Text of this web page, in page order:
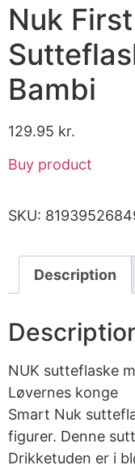
Nuk
Bambi
129.95 kr.
Buy product
SKU:
Description
NUK sutteflaske
Løvernes konge
Smart Nuk
figurer. Denne
Drikketuden er i